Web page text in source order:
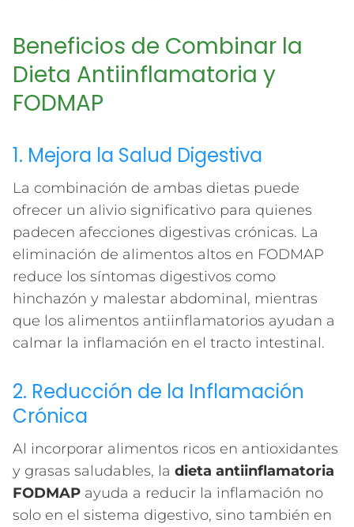
Beneficios de Combinar la
Dieta Antiinflamatoria y
FODMAP
1. Mejora la Salud Digestiva
La combinación de ambas dietas puede
ofrecer un alivio significativo para quienes
padecen afecciones digestivas crónicas. La
eliminación de alimentos altos en FODMAP
reduce los síntomas digestivos como
hinchazón y malestar abdominal, mientras
que los alimentos antiinflamatorios ayudan a
calmar la inflamación en el tracto intestinal.
2. Reducción de la Inflamación
Crónica
Al incorporar alimentos ricos en antioxidantes
y grasas saludables, la dieta antiinflamatoria
FODMAP ayuda a reducir la inflamación no
solo en el sistema digestivo, sino también en